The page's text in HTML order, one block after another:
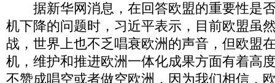
据新华网消息，在回答欧盟的重要性是
机下降的问题时，习近平表示，目前欧盟虽
战，世界上也不乏唱衰欧洲的声音，但欧盟
机，维护和推进欧洲一体化成果方面有着高
不赞成唱空或者做空欧洲，因为我们相信，